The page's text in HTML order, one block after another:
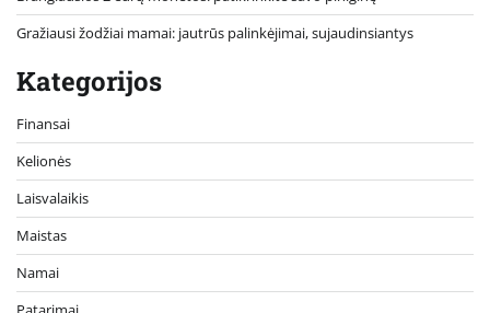
Gražiausi žodžiai mamai: jautrūs palinkėjimai, sujaudinsiantys
Kategorijos
Finansai
Kelionės
Laisvalaikis
Maistas
Namai